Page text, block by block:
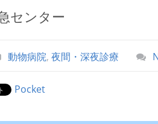
センター
動物病院, 夜間・深夜診療
Pocket